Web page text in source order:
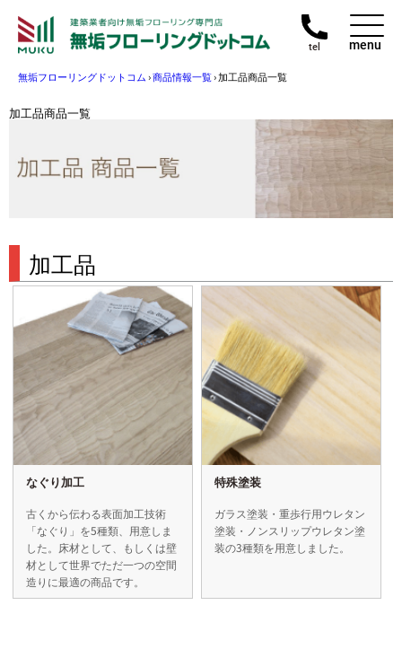
tel menu
無垢フローリングドットコム›商品情報一覧›加工品商品一覧
加工品商品一覧
加工品
なぐり加工
古くから伝わる表面加工技術
「なぐり」を5種類、用意しま
した。床材として、もしくは壁
材として世界でただ一つの空間
造りに最適の商品です。
特殊塗装
ガラス塗装・重歩行用ウレタン
塗装・ノンスリップウレタン塗
装の3種類を用意しました。